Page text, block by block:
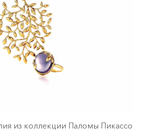
из коллекции Паломы Пикассо